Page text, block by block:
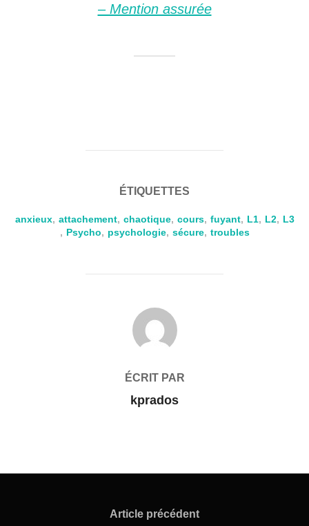
– Mention assurée
ÉTIQUETTES
anxieux, attachement, chaotique, cours, fuyant, L1, L2, L3
, Psycho, psychologie, sécure, troubles
AUTEUR DE LA PUBLICATION
ÉCRIT PAR
kprados
Article
Article précédent